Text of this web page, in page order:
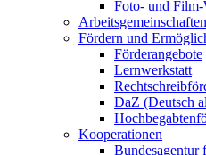
Foto- und Film-
Arbeitsgemeinschaften
Fördern und
Förderangebote
Lernwerkstatt
DaZ (Deutsch
Kooperationen
Bundesagentur